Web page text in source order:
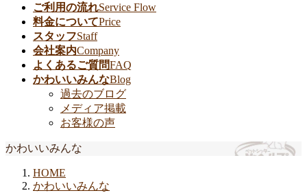
ご利用の流れService Flow
料金についてPrice
スタッフStaff
会社案内Company
よくあるご質問FAQ
かわいいみんなBlog
過去のブログ
メディア掲載
お客様の声
かわいいみんな
HOME
かわいいみんな